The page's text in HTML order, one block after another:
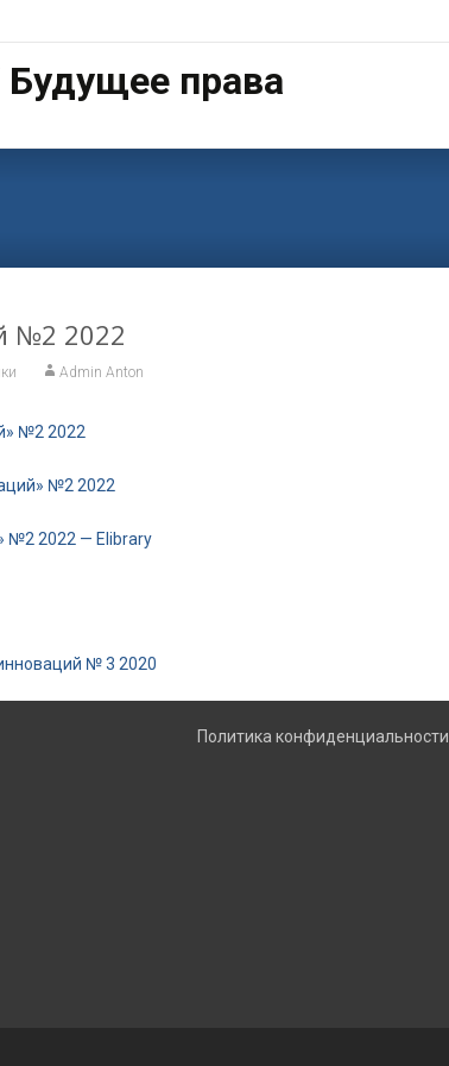
Будущее права
№2 2022
Admin Anton
№2 2022
№2 2022
№2 2022 — Elibrary
№ 3 2020
Политика конфиденциальности